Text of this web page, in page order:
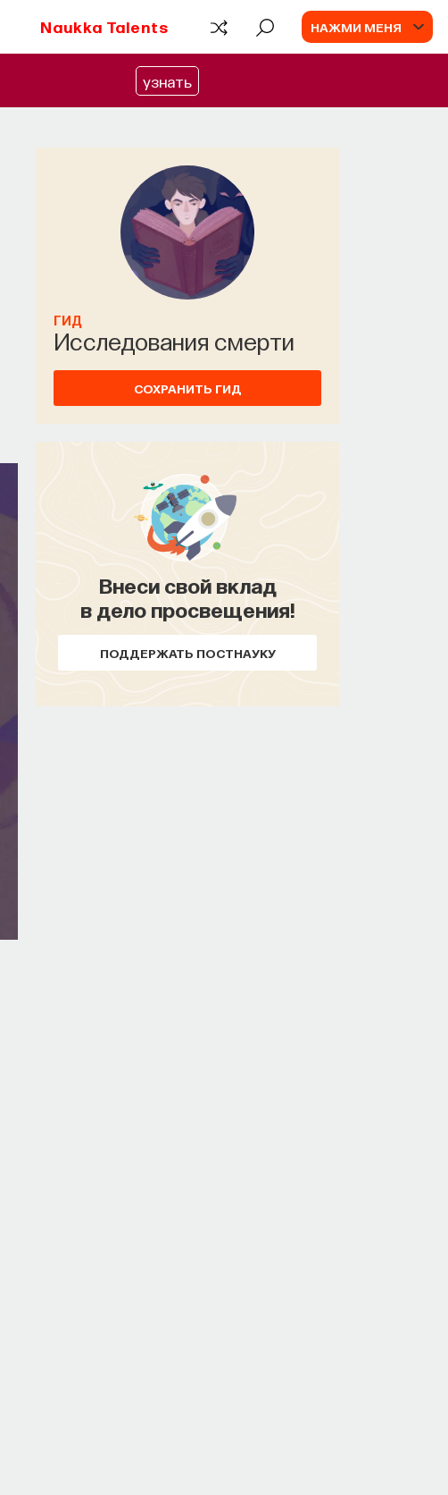
Naukka Talents НАЖМИ МЕНЯ
узнать
ГИД
Исследования смерти
СОХРАНИТЬ ГИД
Внеси свой вклад
в дело просвещения!
ПОДДЕРЖАТЬ ПОСТНАУКУ